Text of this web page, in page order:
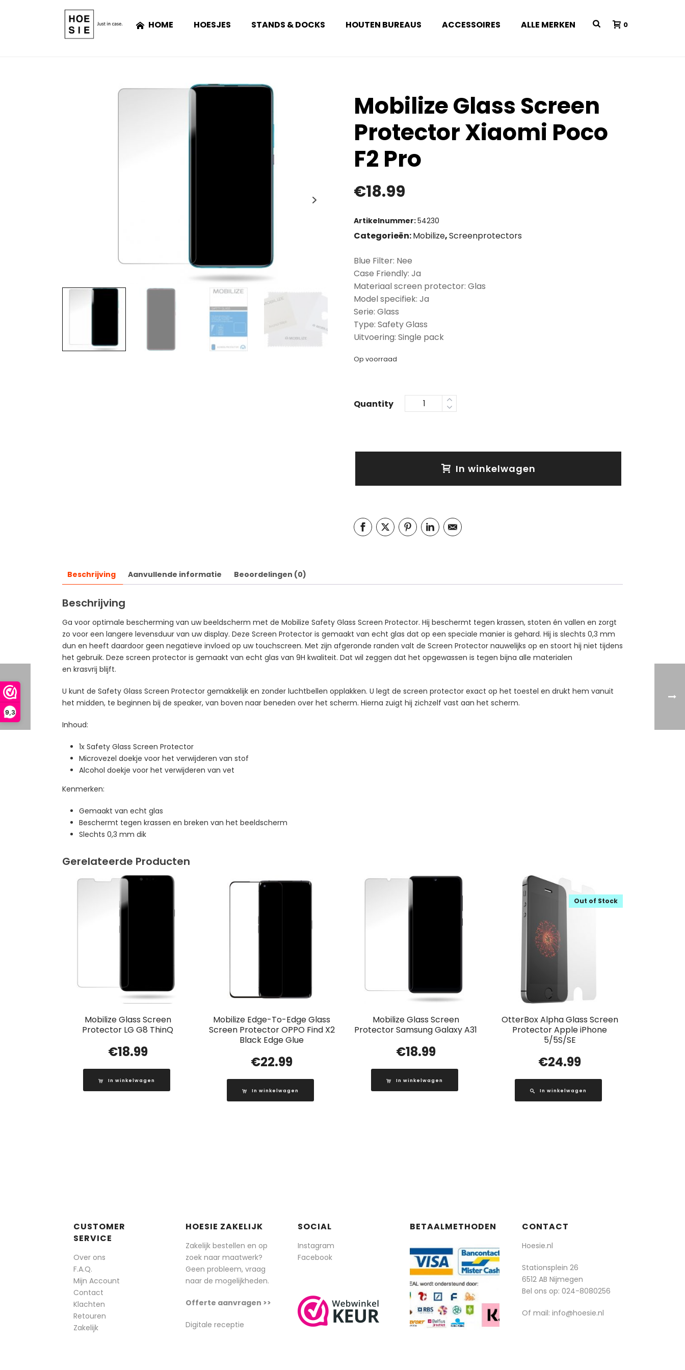
9,3
HOME HOESJES STANDS & DOCKS HOUTEN BUREAUS ACCESSOIRES ALLE MERKEN 0
Mobilize Glass Screen
Protector Xiaomi Poco
F2 Pro
€18.99
Artikelnummer:54230
Categorieën:Mobilize,Screenprotectors
Blue Filter: Nee
Case Friendly: Ja
Materiaal screen protector: Glas
Model specifiek: Ja
Serie: Glass
Type: Safety Glass
Uitvoering: Single pack
Op voorraad
Quantity
In winkelwagen
Beschrijving Aanvullende informatie Beoordelingen (0)
Beschrijving
Ga voor optimale bescherming van uw beeldscherm met de Mobilize Safety Glass Screen Protector. Hij beschermt tegen krassen, stoten én vallen en zorgt
zo voor een langere levensduur van uw display. Deze Screen Protector is gemaakt van echt glas dat op een speciale manier is gehard. Hij is slechts 0,3 mm
dun en heeft daardoor geen negatieve invloed op uw touchscreen. Met zijn afgeronde randen valt de Screen Protector nauwelijks op en stoort hij niet tijdens
het gebruik. Deze screen protector is gemaakt van echt glas van 9H kwaliteit. Dat wil zeggen dat het opgewassen is tegen bijna alle materialen
en krasvrij blijft.
U kunt de Safety Glass Screen Protector gemakkelijk en zonder luchtbellen opplakken. U legt de screen protector exact op het toestel en drukt hem vanuit
het midden, te beginnen bij de speaker, van boven naar beneden over het scherm. Hierna zuigt hij zichzelf vast aan het scherm.
Inhoud:
1x Safety Glass Screen Protector
Microvezel doekje voor het verwijderen van stof
Alcohol doekje voor het verwijderen van vet
Kenmerken:
Gemaakt van echt glas
Beschermt tegen krassen en breken van het beeldscherm
Slechts 0,3 mm dik
Gerelateerde Producten
Mobilize Glass Screen
Protector LG G8 ThinQ
€18.99
In winkelwagen
Mobilize Edge-To-Edge Glass
Screen Protector OPPO Find X2
Black Edge Glue
€22.99
In winkelwagen
Mobilize Glass Screen
Protector Samsung Galaxy A31
€18.99
In winkelwagen
OtterBox Alpha Glass Screen
Protector Apple iPhone
5/5S/SE
Out of Stock
€24.99
In winkelwagen
CUSTOMER
SERVICE
Over ons
F.A.Q.
Mijn Account
Contact
Klachten
Retouren
Zakelijk
HOESIE ZAKELIJK
Zakelijk bestellen en op
zoek naar maatwerk?
Geen probleem, vraag
naar de mogelijkheden.
Offerte aanvragen >>
Digitale receptie
SOCIAL
Instagram
Facebook
BETAALMETHODEN CONTACT
Hoesie.nl
Stationsplein 26
6512 AB Nijmegen
Bel ons op: 024-8080256
Of mail: info@hoesie.nl